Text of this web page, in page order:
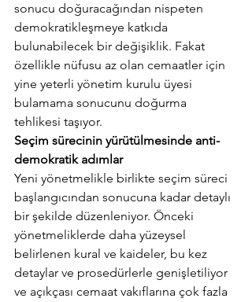
sonucu doğuracağından nispeten
demokratikleşmeye katkıda
bulunabilecek bir değişiklik. Fakat
özellikle nüfusu az olan cemaatler için
yine yeterli yönetim kurulu üyesi
bulamama sonucunu doğurma
tehlikesi taşıyor.
Seçim sürecinin yürütülmesinde anti-
demokratik adımlar
Yeni yönetmelikle birlikte seçim süreci
başlangıcından sonucuna kadar detaylı
bir şekilde düzenleniyor. Önceki
yönetmeliklerde daha yüzeysel
belirlenen kural ve kaideler, bu kez
detaylar ve prosedürlerle genişletiliyor
ve açıkçası cemaat vakıflarına çok fazla